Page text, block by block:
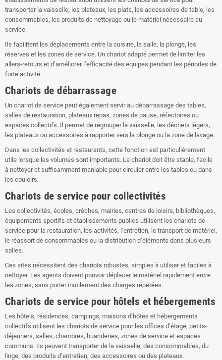
transporter la vaisselle, les plateaux, les plats, les accessoires de table, les
consommables, les produits de nettoyage ou le matériel nécessaire au
service.
Ils facilitent les déplacements entre la cuisine, la salle, la plonge, les
réserves et les zones de service. Un chariot adapté permet de limiter les
allers-retours et d’améliorer l’efficacité des équipes pendant les périodes de
forte activité.
Chariots de débarrassage
Un chariot de service peut également servir au débarrassage des tables,
salles de restauration, plateaux repas, zones de pause, réfectoires ou
espaces collectifs. Il permet de regrouper la vaisselle, les déchets légers,
les plateaux ou accessoires à rapporter vers la plonge ou la zone de lavage.
Dans les collectivités et restaurants, cette fonction est particulièrement
utile lorsque les volumes sont importants. Le chariot doit être stable, facile
à nettoyer et suffisamment maniable pour circuler entre les tables ou dans
les couloirs.
Chariots de service pour collectivités
Les collectivités, écoles, crèches, mairies, centres de loisirs, bibliothèques,
équipements sportifs et établissements publics utilisent les chariots de
service pour la restauration, les activités, l’entretien, le transport de matériel,
le réassort de consommables ou la distribution d’éléments dans plusieurs
salles.
Ces sites nécessitent des chariots robustes, simples à utiliser et faciles à
nettoyer. Les agents doivent pouvoir déplacer le matériel rapidement entre
les zones, sans porter inutilement des charges répétées.
Chariots de service pour hôtels et hébergements
Les hôtels, résidences, campings, maisons d’hôtes et hébergements
collectifs utilisent les chariots de service pour les offices d’étage, petits-
déjeuners, salles, chambres, buanderies, zones de service et espaces
communs. Ils peuvent transporter de la vaisselle, des consommables, du
linge, des produits d’entretien, des accessoires ou des plateaux.